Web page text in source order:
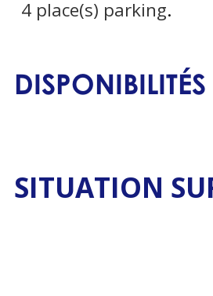
4 place(s) parking
DISPONIBILITÉS
SITUATION